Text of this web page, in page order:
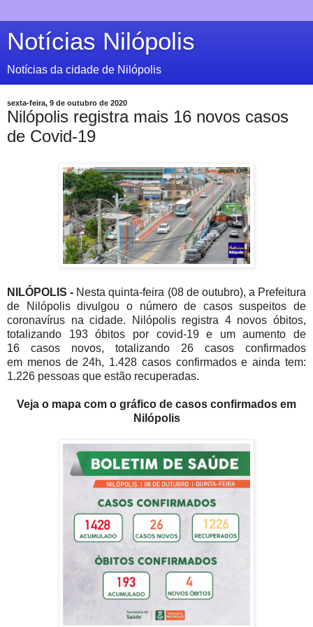
Notícias Nilópolis
Notícias da cidade de Nilópolis
sexta-feira, 9 de outubro de 2020
Nilópolis registra mais 16 novos casos
de Covid-19
NILÓPOLIS - Nesta quinta-feira (08 de outubro), a Prefeitura
de Nilópolis divulgou o número de casos suspeitos de
coronavírus na cidade. Nilópolis registra 4 novosóbitos,
totalizando 193óbitos por covid-19 e um aumento de
16 casos novos, totalizando 26 casos confirmados
em menos de 24h, 1.428 casos confirmados e ainda tem:
1.226 pessoas que estão recuperadas.
Veja o mapa com o gráfico de casos confirmados em
Nilópolis